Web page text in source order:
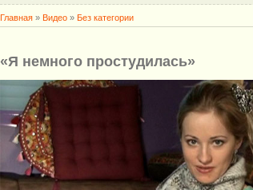
Главная » Видео » Без категории
«Я немного простудилась»